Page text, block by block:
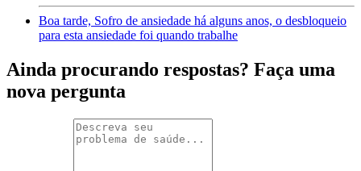
Boa tarde, Sofro de ansiedade há alguns anos, o desbloqueio
para esta ansiedade foi quando trabalhe
Ainda procurando respostas? Faça uma
nova pergunta